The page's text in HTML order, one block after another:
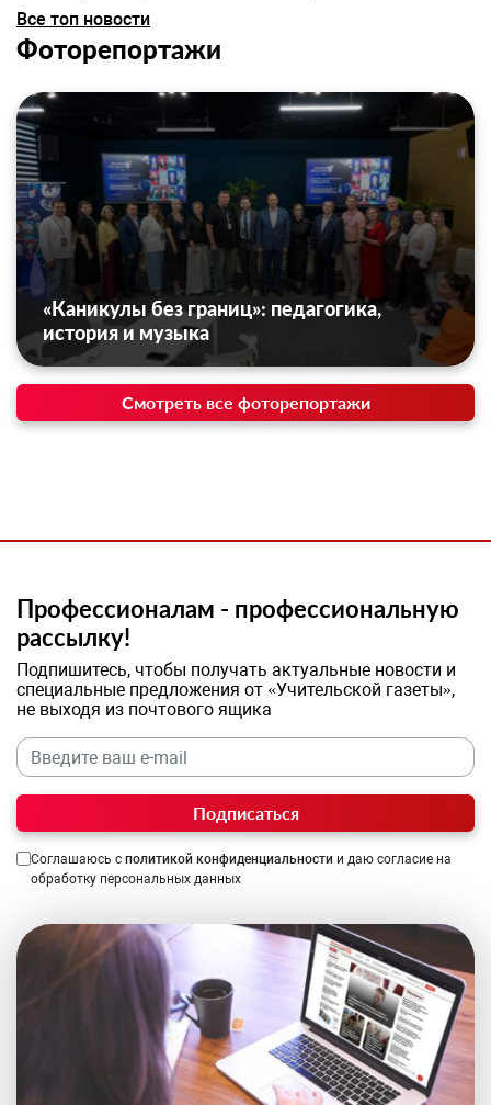
Все топ новости
Фоторепортажи
«Каникулы без границ»: педагогика,
история и музыка
Смотреть все фоторепортажи
Профессионалам - профессиональную
рассылку!
Подпишитесь, чтобы получать актуальные новости и
специальные предложения от «Учительской газеты»,
не выходя из почтового ящика
Подписаться
Соглашаюсь с политикой конфиденциальности и даю согласие на
обработку персональных данных